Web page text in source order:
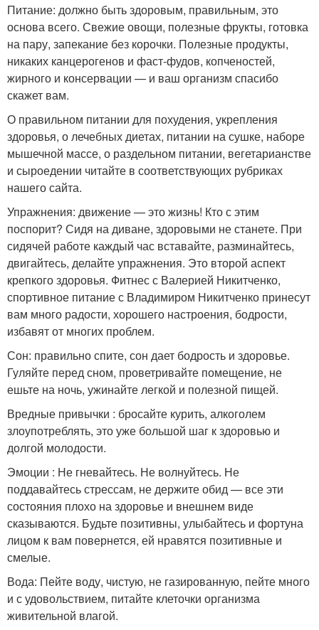
Питание: должно быть здоровым, правильным, это
основа всего. Свежие овощи, полезные фрукты, готовка
на пару, запекание без корочки. Полезные продукты,
никаких канцерогенов и фаст-фудов, копченостей,
жирного и консервации — и ваш организм спасибо
скажет вам.
О правильном питании для похудения, укрепления
здоровья, о лечебных диетах, питании на сушке, наборе
мышечной массе, о раздельном питании, вегетарианстве
и сыроедении читайте в соответствующих рубриках
нашего сайта.
Упражнения: движение — это жизнь! Кто с этим
поспорит? Сидя на диване, здоровыми не станете. При
сидячей работе каждый час вставайте, разминайтесь,
двигайтесь, делайте упражнения. Это второй аспект
крепкого здоровья. Фитнес с Валерией Никитченко,
спортивное питание с Владимиром Никитченко принесут
вам много радости, хорошего настроения, бодрости,
избавят от многих проблем.
Сон: правильно спите, сон дает бодрость и здоровье.
Гуляйте перед сном, проветривайте помещение, не
ешьте на ночь, ужинайте легкой и полезной пищей.
Вредные привычки : бросайте курить, алкоголем
злоупотреблять, это уже большой шаг к здоровью и
долгой молодости.
Эмоции : Не гневайтесь. Не волнуйтесь. Не
поддавайтесь стрессам, не держите обид — все эти
состояния плохо на здоровье и внешнем виде
сказываются. Будьте позитивны, улыбайтесь и фортуна
лицом к вам повернется, ей нравятся позитивные и
смелые.
Вода: Пейте воду, чистую, не газированную, пейте много
и с удовольствием, питайте клеточки организма
живительной влагой.